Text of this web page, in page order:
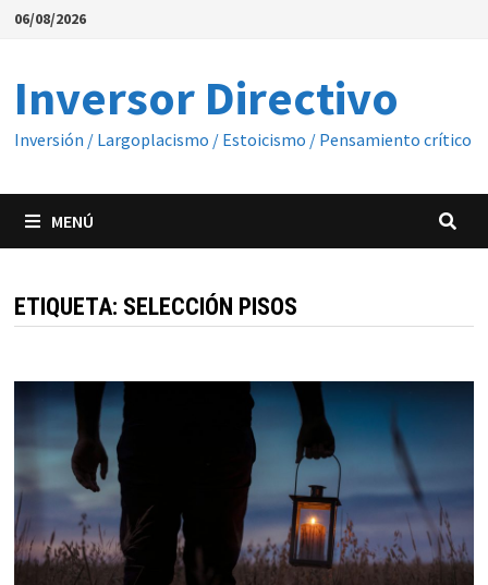
Saltar
06/08/2026
Inversor Directivo
Inversión / Largoplacismo / Estoicismo / Pensamiento crítico
MENÚ
ETIQUETA: SELECCIÓN PISOS